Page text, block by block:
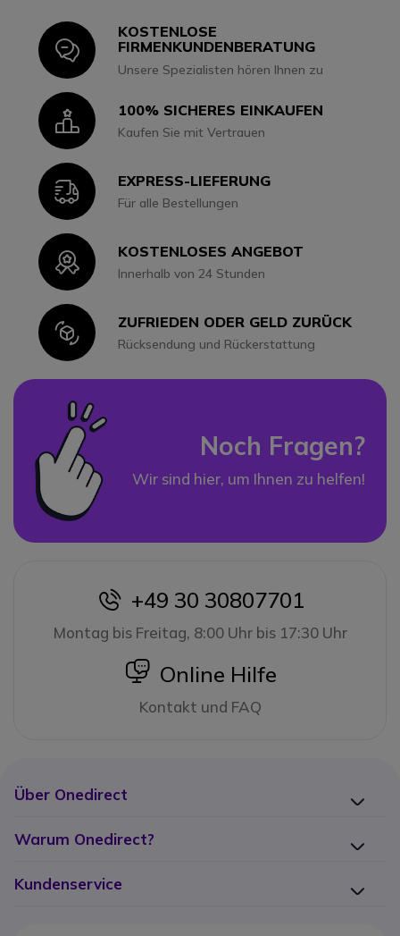
Icon
KOSTENLOSE
FIRMENKUNDENBERATUNG
Unsere Spezialisten hören Ihnen zu
Icon100% SICHERES EINKAUFEN
Kaufen Sie mit Vertrauen
IconEXPRESS-LIEFERUNG
Für alle Bestellungen
IconKOSTENLOSES ANGEBOT
Innerhalb von 24 Stunden
IconZUFRIEDEN ODER GELD ZURÜCK
Rücksendung und Rückerstattung
Noch Fragen?
Wir sind hier, um Ihnen zu helfen!
icon
+49 30 30807701
Montag bis Freitag, 8:00 Uhr bis 17:30 Uhr
icon
Online Hilfe
Kontakt und FAQ
Über Onedirect
Warum Onedirect?
Kundenservice